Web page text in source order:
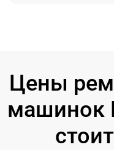
Цены
машинок